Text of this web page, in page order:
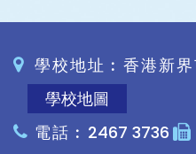
學校地址︰香港新
學校地圖
電話︰ 2467 3736